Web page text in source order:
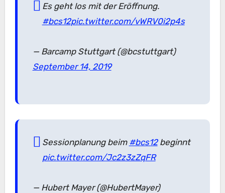
Es geht los mit der Eröffnung.
#bcs12pic.twitter.com/vWRV0i2p4s
— Barcamp Stuttgart (@bcstuttgart)
September 14, 2019
Sessionplanung beim #bcs12beginnt
pic.twitter.com/Jc2z3zZqFR
— Hubert Mayer (@HubertMayer)